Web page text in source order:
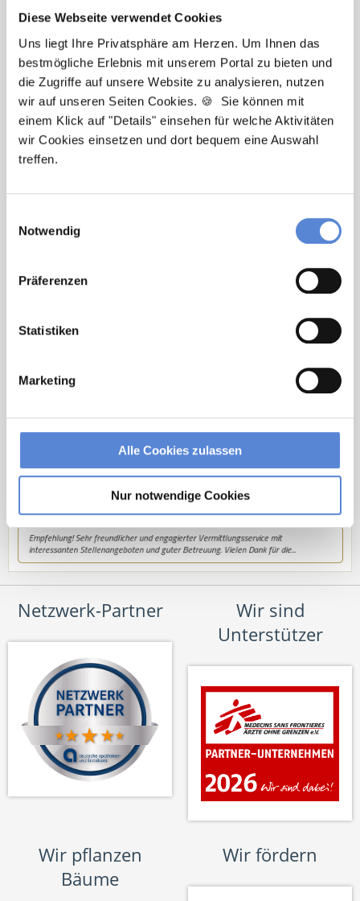
Diese Webseite verwendet Cookies
Uns liegt Ihre Privatsphäre am Herzen. Um Ihnen das
bestmögliche Erlebnis mit unserem Portal zu bieten und
die Zugriffe auf unsere Website zu analysieren, nutzen
wir auf unseren Seiten Cookies. 🍪 Sie können mit
einem Klick auf "Details" einsehen für welche Aktivitäten
wir Cookies einsetzen und dort bequem eine Auswahl
treffen.
Notwendig
Präferenzen
Statistiken
Marketing
Alle Cookies zulassen
Nur notwendige Cookies
Tanja Bellon
Ansprechpartnerin
Sie möchten sich beruflich neu orientieren? Ich
unterstütze Sie bei der Suche nach einer Stelle, die
Tel.: +49 (0) 521 / 911 730 33
hallo@deutscherhausarztservice.de
Netzwerk-Partner
Wir sind
Unterstützer
Wir pflanzen
Bäume
Wir fördern